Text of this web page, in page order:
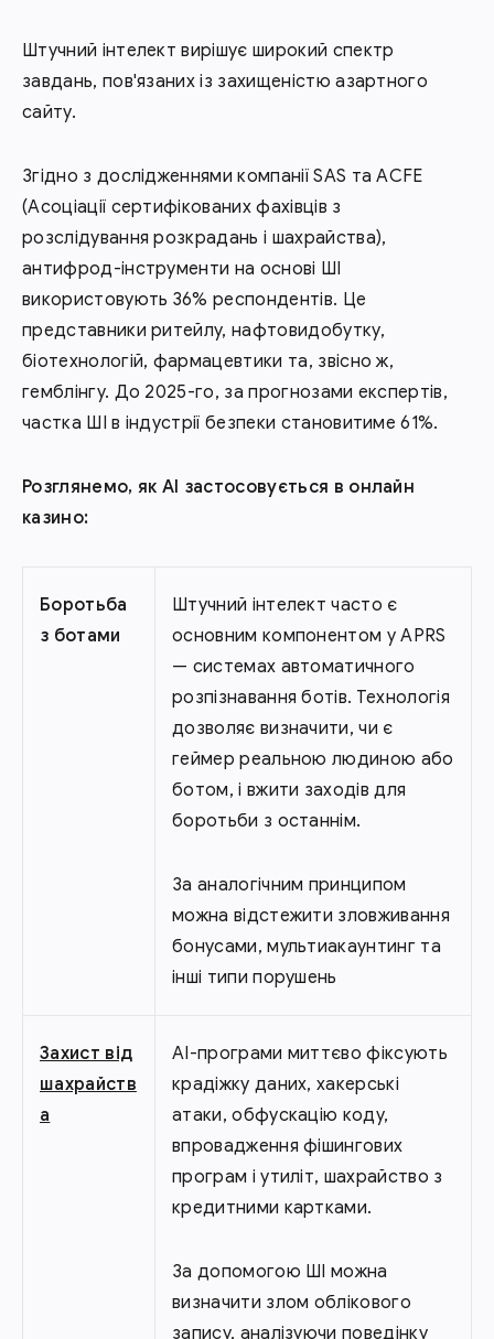
Штучний інтелект вирішує широкий спектр
завдань, пов'язаних із захищеністю азартного
сайту.
Згідно з дослідженнями компанії SAS та ACFE
(Асоціації сертифікованих фахівців з
розслідування розкрадань і шахрайства),
антифрод-інструменти на основі ШІ
використовують 36% респондентів. Це
представники ритейлу, нафтовидобутку,
біотехнологій, фармацевтики та, звісно ж,
гемблінгу. До 2025-го, за прогнозами експертів,
частка ШІ в індустрії безпеки становитиме 61%.
Розглянемо, як AI застосовується в онлайн
казино:
Боротьба
з ботами
Штучний інтелект часто є
основним компонентом у APRS
— системах автоматичного
розпізнавання ботів. Технологія
дозволяє визначити, чи є
геймер реальною людиною або
ботом, і вжити заходів для
боротьби з останнім.
За аналогічним принципом
можна відстежити зловживання
бонусами, мультиакаунтинг та
інші типи порушень
Захист від
шахрайств
а
AI-програми миттєво фіксують
крадіжку даних, хакерські
атаки, обфускацію коду,
впровадження фішингових
програм і утиліт, шахрайство з
кредитними картками.
За допомогою ШІ можна
визначити злом облікового
запису, аналізуючи поведінку